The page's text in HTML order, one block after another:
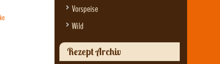
Vorspeise
Wild
Rezept Archiv